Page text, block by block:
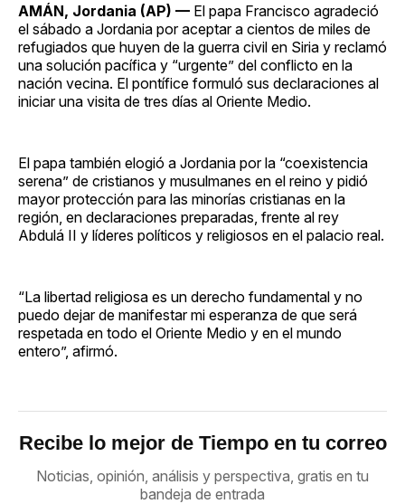
AMÁN, Jordania (AP) — El papa Francisco agradeció
el sábado a Jordania por aceptar a cientos de miles de
refugiados que huyen de la guerra civil en Siria y reclamó
una solución pacífica y “urgente” del conflicto en la
nación vecina. El pontífice formuló sus declaraciones al
iniciar una visita de tres días al Oriente Medio.
El papa también elogió a Jordania por la “coexistencia
serena” de cristianos y musulmanes en el reino y pidió
mayor protección para las minorías cristianas en la
región, en declaraciones preparadas, frente al rey
Abdulá II y líderes políticos y religiosos en el palacio real.
“La libertad religiosa es un derecho fundamental y no
puedo dejar de manifestar mi esperanza de que será
respetada en todo el Oriente Medio y en el mundo
entero”, afirmó.
Recibe lo mejor de Tiempo en tu correo
Noticias, opinión, análisis y perspectiva, gratis en tu
bandeja de entrada